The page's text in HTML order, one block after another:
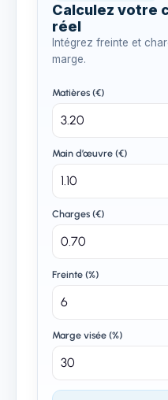
Calculez votre
réel
Intégrez freinte et
marge.
Matières (€)
Main d’œuvre (€)
Charges (€)
Freinte (%)
Marge visée (%)